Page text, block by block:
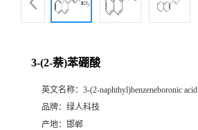
3-(2-萘)苯硼酸
英文名称： 3-(2-naphthyl)benzeneboronic acid
品牌： 绿人科技
产地： 邯郸